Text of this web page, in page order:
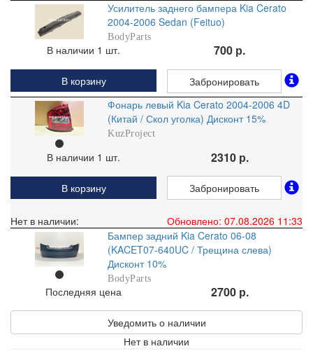
Усилитель заднего бампера Kia Cerato
2004-2006 Sedan (Feituo)
BodyParts
В наличии 1 шт. 700 р.
В корзину
Забронировать
Фонарь левый Kia Cerato 2004-2006 4D
(Китай / Скол уголка) Дисконт 15%
KuzProject
В наличии 1 шт. 2310 р.
В корзину Забронировать
Нет в наличии:
Обновлено: 07.08.2026 11:33
Бампер задний Kia Cerato 06-08
(KACET07-640UC / Трещина слева)
Дисконт 10%
BodyParts
Последняя цена 2700 р.
Уведомить о наличии
Нет в наличии